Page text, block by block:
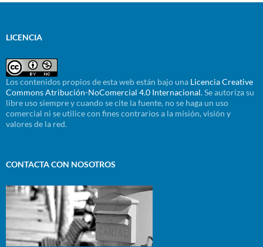
LICENCIA
Los contenidos propios de esta web están bajo una Licencia Creative
Commons Atribución-NoComercial 4.0 Internacional.Se autoriza su
libre uso siempre y cuando se cite la fuente, no se haga un uso
comercial ni se utilice con fines contrarios a la misión, visión y
valores de la red.
CONTACTA CON NOSOTROS